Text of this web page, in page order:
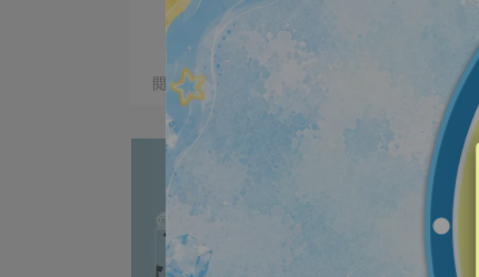
科技日新月異，如今快⋯
閱讀更多 ->